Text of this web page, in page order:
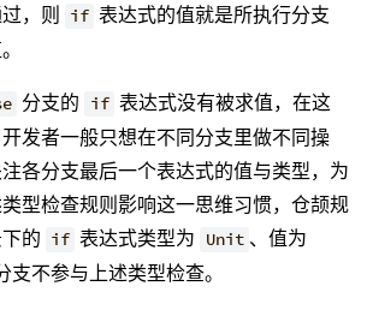
，则 if 表达式的值就是所执行分支
分支的 if 表达式没有被求值，在这
发者一般只想在不同分支里做不同操
各分支最后一个表达式的值与类型，为
型检查规则影响这一思维习惯，仓颉规
的 if 表达式类型为 Unit 、值为
支不参与上述类型检查。